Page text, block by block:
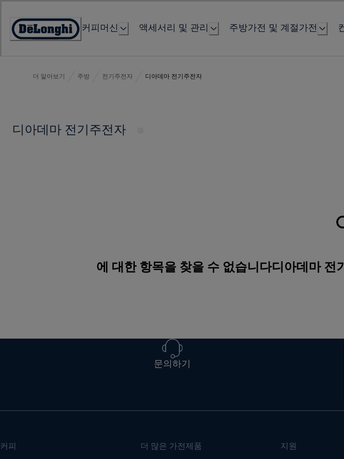
Content
Accessibility
커피머신 액세서리 및 관리 주방가전 및 계절가전
더 알아보기 주방 전기주전자 디아데마 전기주전자
디아데마 전기주전자
에 대한 항목을 찾을 수 없습니다디아데마 전
문의하기
커피 더 많은 가전제품 지원